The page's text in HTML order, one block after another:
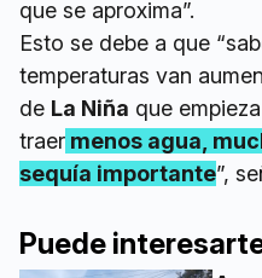
que se aproxima”.
Esto se debe a que
temperaturas van
de La Niña que
traer menos agua,
sequía importante”,
Puede